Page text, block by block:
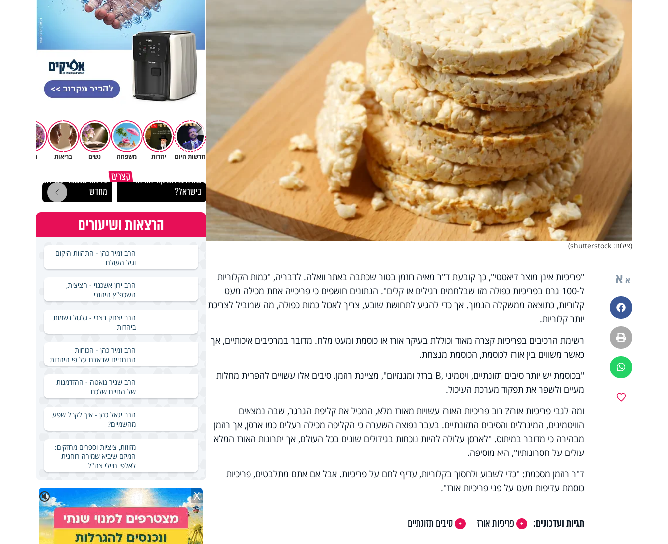
(צילום: shutterstock)
א א
פייסבוק
הדפסה
ווטסאפ
"פריכיות אינן מוצר דיאטטי", כך קובעת ד"ר מאיה רוזמן בטור שכתבה באתר וואלה. לדבריה, "כמות הקלוריות
ל-100 גרם בפריכיות כפולה מזו שבלחמים רגילים או קלים". הנתונים חושפים כי פריכייה אחת מכילה מעט
קלוריות, כתוצאה ממשקלה הנמוך. אך כדי להגיע לתחושת שובע, צריך לאכול כמות כפולה, מה שמוביל לצריכת
יותר קלוריות.
רשימת הרכיבים בפריכיות קצרה מאוד וכוללת בעיקר אורז או כוסמת ומעט מלח. מדובר במרכיבים איכותיים, אך
כאשר משווים בין אורז לכוסמת, הכוסמת מנצחת.
"בכוסמת יש יותר סיבים תזונתיים, ויטמיני B, ברזל ומגנזיום", מציינת רוזמן. סיבים אלו עשויים להפחית מחלות
מעיים ולשפר את תפקוד מערכת העיכול.
ומה לגבי פריכיות אורז? רוב פריכיות האורז עשויות מאורז מלא, המכיל את קליפת הגרגר, שבה נמצאים
הוויטמינים, המינרלים והסיבים התזונתיים. בעבר נפוצה השערה כי הקליפה מכילה רעלים כמו ארסן, אך רוזמן
מבהירה כי מדובר במיתוס. "לארסן עלולה להיות נוכחות בגידולים שונים בכל העולם, אך יתרונות האורז המלא
עולים על חסרונותיו", היא מוסיפה.
ד"ר רוזמן מסכמת: "כדי לשבוע ולחסוך בקלוריות, עדיף לחם על פריכיות. אבל אם אתם מתלבטים, פריכיות
כוסמת עדיפות מעט על פני פריכיות אורז".
תגיות ועדכונים: פריכיות אורז סיבים תזונתיים
חדשות היום יהדות משפחה נשים בריאות מגזין
קצרים גמרא בדרום קוריאה או
בישראל?
כל מה שנשבר יכול להיבנות
מחדש
הרצאות ושיעורים
הרב זמיר כהן - התהוות היקום
וגיל העולם
הרב ירון אשכנזי - הציצית,
השכפ"ץ היהודי
הרב יצחק בצרי - גלגול נשמות
ביהדות
הרב זמיר כהן - הכוחות
הרוחניים שבאדם על פי היהדות
הרב שניר גואטה - ההזדמנות
של החיים שלכם
הרב יגאל כהן - איך לקבל שפע
מהשמיים?
מזוזות, ציציות וספרים מחזקים:
המיזם שיביא שמירה רוחנית
לאלפי חיילי צה"ל
🔇 X